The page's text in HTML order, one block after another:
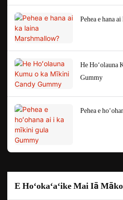
Pehea e hana
He Hoʻolauna
Gummy
Pehea e
E Hoʻokaʻaʻike Mai Iā